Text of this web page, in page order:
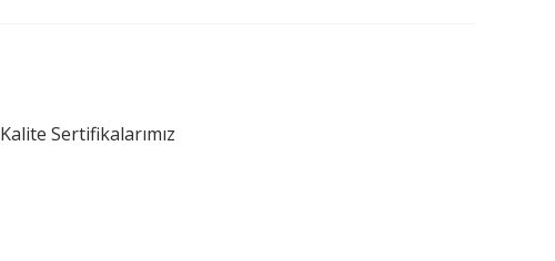
Kalite Sertifikalarımız